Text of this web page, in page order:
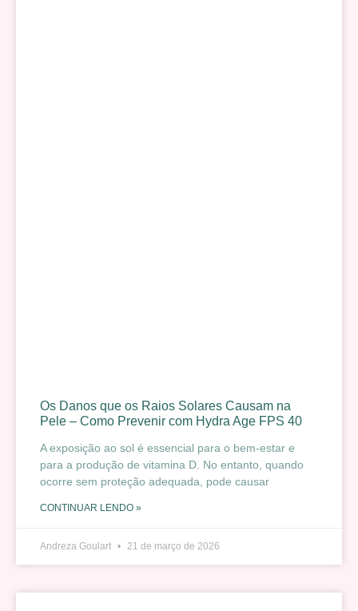
Os Danos que os Raios Solares Causam na
Pele – Como Prevenir com Hydra Age FPS 40
A exposição ao sol é essencial para o bem-estar e
para a produção de vitamina D. No entanto, quando
ocorre sem proteção adequada, pode causar
CONTINUAR LENDO »
Andreza Goulart 21 de março de 2026